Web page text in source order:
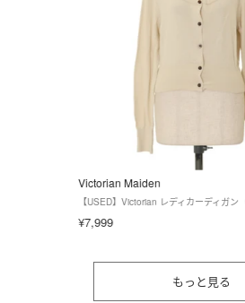
Victorian Maiden
【USED】Victorian レディカーディガン
¥7,999
もっと見る